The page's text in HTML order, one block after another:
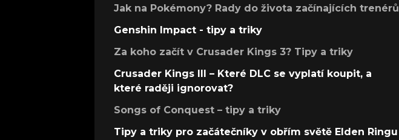
Jak na Pokémony? Rady do života začínajících trenérů
Genshin Impact - tipy a triky
Za koho začít v Crusader Kings 3? Tipy a triky
Crusader Kings III – Které DLC se vyplatí koupit, a
které raději ignorovat?
Songs of Conquest – tipy a triky
Tipy a triky pro začátečníky v obřím světě Elden Ringu